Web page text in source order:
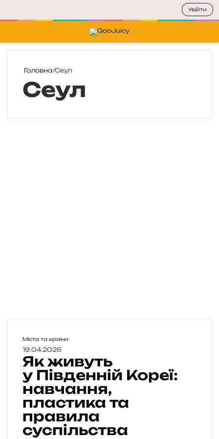
Головна/Сеул
Сеул
Я
к
ж
в
у
т
у
Міста та країни
19.04.2026
Як живуть
у Південній Кореї:
навчання,
пластика та
правила
суспільства
Увійти